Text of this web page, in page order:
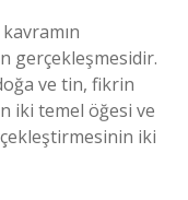
gerçekleşmesidir.
ve tin, fikrin
iki temel öğesi ve
iki